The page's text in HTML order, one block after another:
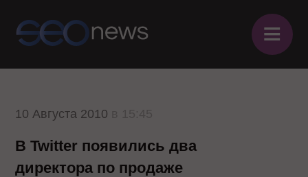
≡
10 Августа 2010
В Twitter появились два
директора по продаже